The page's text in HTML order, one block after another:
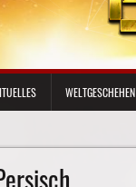
WELTGESCHEHEN